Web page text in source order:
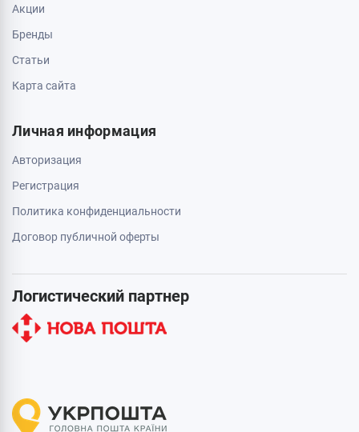
Акции
Бренды
Статьи
Карта сайта
Личная информация
Авторизация
Регистрация
Политика конфиденциальности
Договор публичной оферты
Логистический партнер